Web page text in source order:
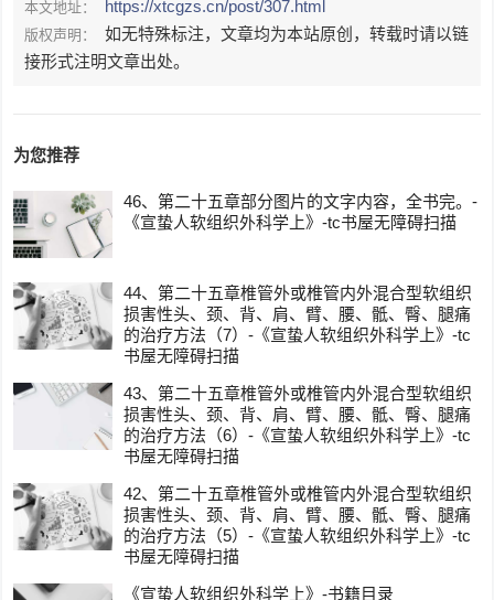
本文地址： https://xtcgzs.cn/post/307.html
版权声明：
如无特殊标注，文章均为本站原创，转载时请以链
接形式注明文章出处。
为您推荐
46、第二十五章部分图片的文字内容，全书完。-
《宣蛰人软组织外科学上》-tc书屋无障碍扫描
44、第二十五章椎管外或椎管内外混合型软组织
损害性头、颈、背、肩、臂、腰、骶、臀、腿痛
的治疗方法（7）-《宣蛰人软组织外科学上》-tc
书屋无障碍扫描
43、第二十五章椎管外或椎管内外混合型软组织
损害性头、颈、背、肩、臂、腰、骶、臀、腿痛
的治疗方法（6）-《宣蛰人软组织外科学上》-tc
书屋无障碍扫描
42、第二十五章椎管外或椎管内外混合型软组织
损害性头、颈、背、肩、臂、腰、骶、臀、腿痛
的治疗方法（5）-《宣蛰人软组织外科学上》-tc
书屋无障碍扫描
《宣蛰人软组织外科学上》-书籍目录